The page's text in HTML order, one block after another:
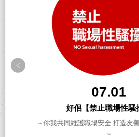
07.01
好侶【禁止職場性騷
～你我共同維護職場安全 打造友
～